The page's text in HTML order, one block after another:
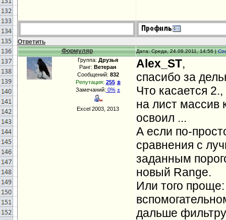
Ответить
Формуляр
Дата: Среда, 24.08.2011, 14:56 |
Группа: Друзья
Ранг: Ветеран
Сообщений: 832
Репутация: 255 ±
Замечаний: 0% ±
Excel 2003, 2013
Alex_ST,
спасибо за
Что касается
на лист массив
освоил ...
А если по-
сравнения с
заданным
новый Range.
Или того
дальше